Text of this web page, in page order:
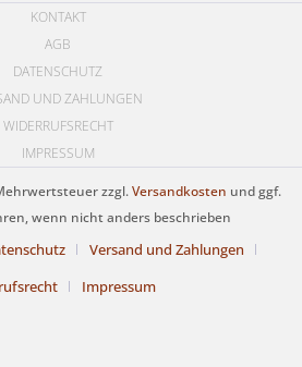
KONTAKT
AGB
DATENSCHUTZ
UND ZAHLUNGEN
WIDERRUFSRECHT
IMPRESSUM
zzgl.Versandkosten und ggf.
wenn nicht anders beschrieben
Versand und Zahlungen
Impressum